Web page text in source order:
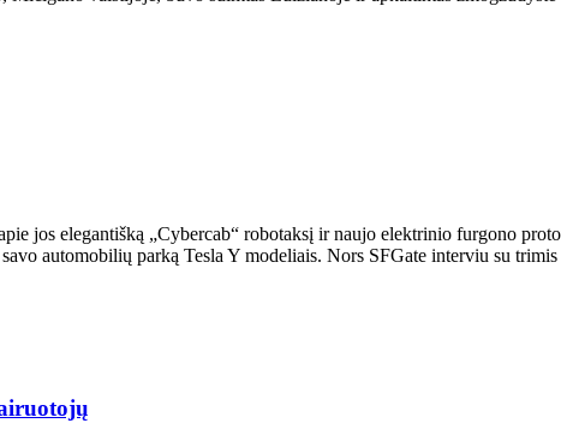
jos elegantišką „Cybercab“ robotaksį ir naujo elektrinio furgono
automobilių parką Tesla Y modeliais. Nors SFGate interviu su